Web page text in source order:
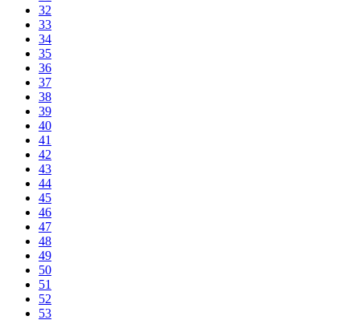
32
33
34
35
36
37
38
39
40
41
42
43
44
45
46
47
48
49
50
51
52
53